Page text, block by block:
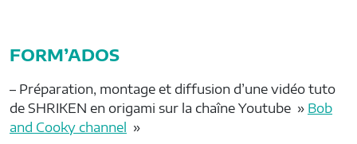
FORM’ADOS
– Préparation, montage et diffusion d’une vidéo tuto
de SHRIKEN en origami sur la chaîne Youtube » Bob
and Cooky channel »